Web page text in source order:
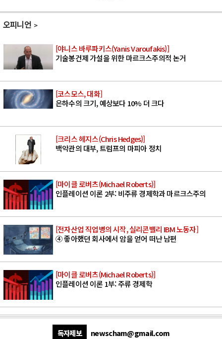
오피니언
[야니스 바루파키스(Yanis Varoufakis)]
기술봉건제 가설을 위한 마르크스주의적 논거
[코스모스, 대화]
은하수의 크기, 예상보다 10% 더 크다
[크리스 헤지스(Chris Hedges)]
백악관의 대부, 트럼프의 마피아 정치
[마이클 로버츠(Michael Roberts)]
인플레이션 이론 2부: 비주류 경제학과 마르크스주의
[전자산업 직업병의 시작, 실리콘밸리 IBM 노동자]
④ 좋아했던 회사에서 암을 얻어 떠난 남편
[마이클 로버츠(Michael Roberts)]
인플레이션 이론 1부: 주류 경제학
독자제보 newscham@gmail.com